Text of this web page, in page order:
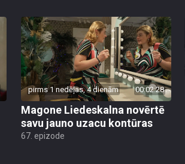
pirms 1 nedēļas, 4 dienām 00:02:28
Magone Liedeskalna novērtē
savu jauno uzacu kontūras
67. epizode